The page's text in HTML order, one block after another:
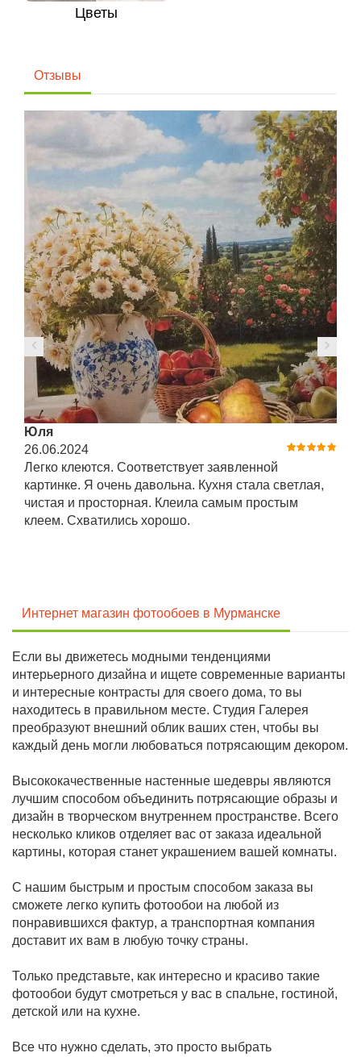
Цветы
Отзывы
Юля
26.06.2024
Легко клеются. Соответствует заявленной
картинке. Я очень давольна. Кухня стала светлая,
чистая и просторная. Клеила самым простым
клеем. Схватились хорошо.
Интернет магазин фотообоев в Мурманске
Если вы движетесь модными тенденциями
интерьерного дизайна и ищете современные варианты
и интересные контрасты для своего дома, то вы
находитесь в правильном месте. Студия Галерея
преобразуют внешний облик ваших стен, чтобы вы
каждый день могли любоваться потрясающим декором.
Высококачественные настенные шедевры являются
лучшим способом объединить потрясающие образы и
дизайн в творческом внутреннем пространстве. Всего
несколько кликов отделяет вас от заказа идеальной
картины, которая станет украшением вашей комнаты.
С нашим быстрым и простым способом заказа вы
сможете легко купить фотообои на любой из
понравившихся фактур, а транспортная компания
доставит их вам в любую точку страны.
Только представьте, как интересно и красиво такие
фотообои будут смотреться у вас в спальне, гостиной,
детской или на кухне.
Все что нужно сделать, это просто выбрать